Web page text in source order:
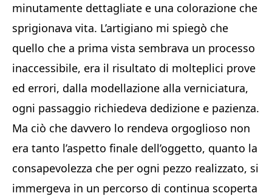
minutamente dettagliate e una colorazione che
sprigionava vita. L’artigiano mi spiegò che
quello che a prima vista sembrava un processo
inaccessibile, era il risultato di molteplici prove
ed errori, dalla modellazione alla verniciatura,
ogni passaggio richiedeva dedizione e pazienza.
Ma ciò che davvero lo rendeva orgoglioso non
era tanto l’aspetto finale dell’oggetto, quanto la
consapevolezza che per ogni pezzo realizzato, si
immergeva in un percorso di continua scoperta